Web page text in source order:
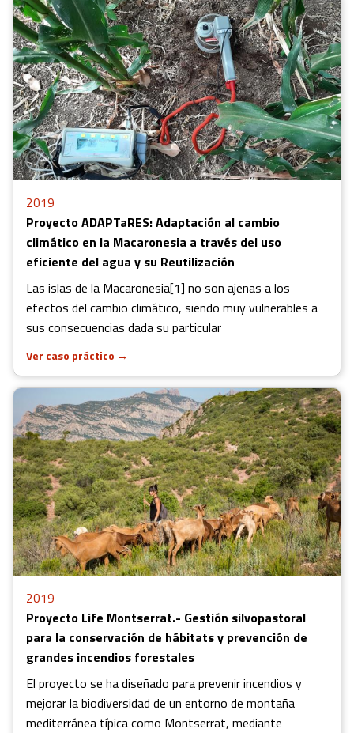
2019
Proyecto ADAPTaRES: Adaptación al cambio
climático en la Macaronesia a través del uso
eficiente del agua y su Reutilización
Las islas de la Macaronesia[1] no son ajenas a los
efectos del cambio climático, siendo muy vulnerables a
sus consecuencias dada su particular
Ver caso práctico →
2019
Proyecto Life Montserrat.- Gestión silvopastoral
para la conservación de hábitats y prevención de
grandes incendios forestales
El proyecto se ha diseñado para prevenir incendios y
mejorar la biodiversidad de un entorno de montaña
mediterránea típica como Montserrat, mediante